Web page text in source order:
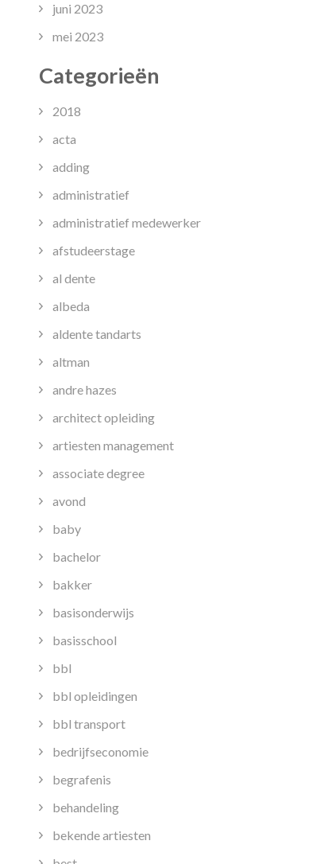
juni 2023
mei 2023
Categorieën
2018
acta
adding
administratief
administratief medewerker
afstudeerstage
al dente
albeda
aldente tandarts
altman
andre hazes
architect opleiding
artiesten management
associate degree
avond
baby
bachelor
bakker
basisonderwijs
basisschool
bbl
bbl opleidingen
bbl transport
bedrijfseconomie
begrafenis
behandeling
bekende artiesten